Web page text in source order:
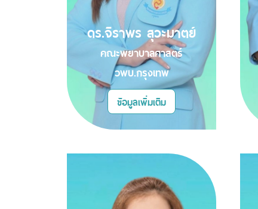
ดร.จิราพร สุวะมาตย์
คณะพยาบาลศาสตร์
วพบ.กรุงเทพ
ข้อมูลเพิ่มเติม